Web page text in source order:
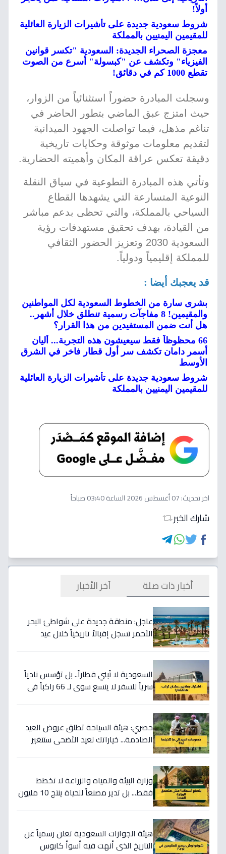
أولاً!
شروط سعودية جديدة على تأشيرات الزيارة العائلية
للمقيمين اليمنيين بالمملكة
معجزة الصحراء الجديدة: السعودية "تكسر قوانين
الفيزياء" وتكشف عن "كبسولة" أسرع من الصوت
تقطع 1000 كم في دقائق!
وسجلت المبادرة حضوراً استثنائياً من الزوار،
حيث امتزج عبق الماضي بتطور الحاضر في
تناغم مذهل، فيما تواصلت الجهود الميدانية
لتقديم معلومات موثوقة وحكايات تاريخية
دقيقة تعكس عراقة المكان وأهميته الحضارية.
وتأتي هذه المبادرة التطوعية في سياق النقلة
النوعية المتسارعة التي يشهدها القطاع
السياحي بالمملكة، والتي تحظى بدعم مباشر
من القيادة، بهدف تحقيق مستهدفات رؤية
السعودية 2030 وتعزيز الحضور الثقافي
للمملكة إقليمياً ودولياً.
قد يعجبك أيضا :
بشرى سارة من الخطوط السعودية لكل المواطنين
والمقيمين! 8 مفاجآت رسمية تنطلق خلال أشهر..
هل أنت ضمن المستفيدين من هذا القرار؟
66 محظوظاً فقط سيعيشون هذه التجربة... أليان
أسمر دامان تكشف سر أول قطار فاخر في الشرق
الأوسط
شروط سعودية جديدة على تأشيرات الزيارة العائلية
للمقيمين اليمنيين بالمملكة
اخر تحديث:07 أغسطس 2026 الساعة 03:40 صباحاً
شارك الخبر
أخبار ذات صلة آخر الأخبار
عاجل: منطقة جديدة على شواطئ البحر
الأحمر تسجل إقبالاً تاريخياً خلال عيد
السعودية لا تَبني قطاراً.. بل تؤسس نادياً
سرياً للسفر لا يتسع سوى لـ 66 راكباً في
حصري: هيئة السياحة تطلق عروض العيد
الصادمة... خياراتك لعيد الأضحى ستتغير
وزارة البيئة والمياه والزراعة لا تخطط
فقط... بل تدير مصنعاً للحياة ينتج 10 مليون
هيئة الجوازات السعودية تعلن رسمياً عن
التاريخ الذي أنهت فيه أسوأ كابوس